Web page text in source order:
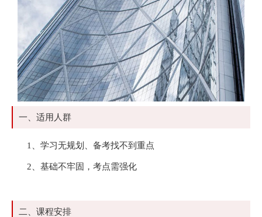
一、适用人群
1、学习无规划、备考找不到重点
2、基础不牢固，考点需强化
二、课程安排